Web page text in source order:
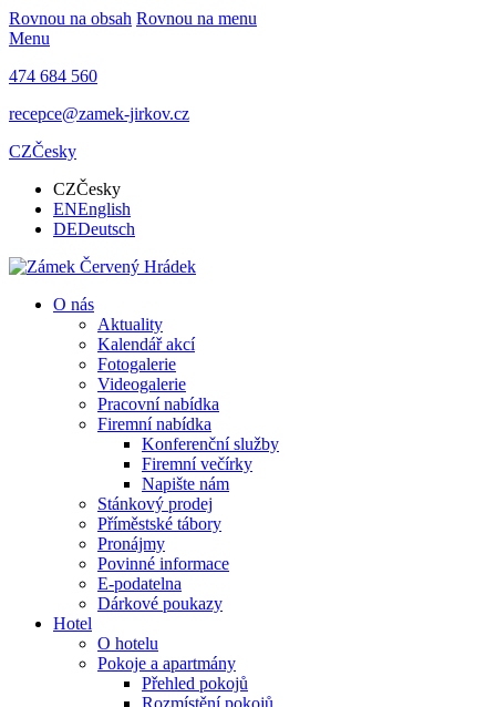
Rovnou na obsah Rovnou na menu
Menu
474 684 560
recepce@zamek-jirkov.cz
CZČesky
CZČesky
ENEnglish
DEDeutsch
O nás
Aktuality
Kalendář akcí
Fotogalerie
Videogalerie
Pracovní nabídka
Firemní nabídka
Konferenční služby
Firemní večírky
Napište nám
Stánkový prodej
Příměstské tábory
Pronájmy
Povinné informace
E-podatelna
Dárkové poukazy
Hotel
O hotelu
Pokoje a apartmány
Přehled pokojů
Rozmístění pokojů